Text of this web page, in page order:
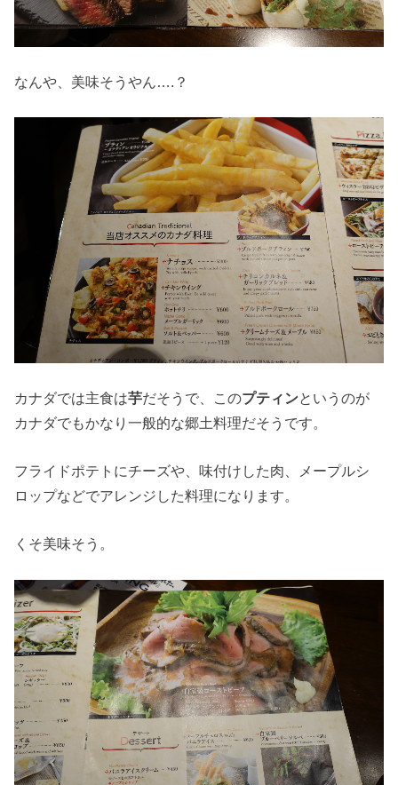
なんや、美味そうやん….？
カナダでは主食は芋だそうで、このプティンというのが
カナダでもかなり一般的な郷土料理だそうです。
フライドポテトにチーズや、味付けした肉、メープルシ
ロップなどでアレンジした料理になります。
くそ美味そう。